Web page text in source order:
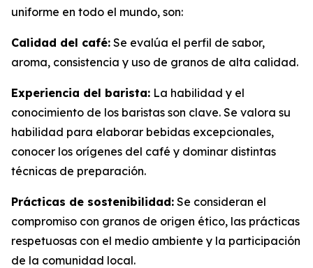
uniforme en todo el mundo, son:
Calidad del café: Se evalúa el perfil de sabor,
aroma, consistencia y uso de granos de alta calidad.
Experiencia del barista: La habilidad y el
conocimiento de los baristas son clave. Se valora su
habilidad para elaborar bebidas excepcionales,
conocer los orígenes del café y dominar distintas
técnicas de preparación.
Prácticas de sostenibilidad: Se consideran el
compromiso con granos de origen ético, las prácticas
respetuosas con el medio ambiente y la participación
de la comunidad local.